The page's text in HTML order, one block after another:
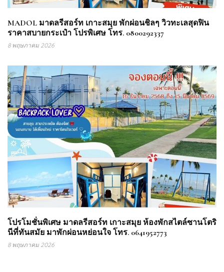
MADOL มาดลรีสอร์ท เกาะสมุย พักผ่อนชิลๆ วิวทะเลสุดฟิน
ราคาสบายกระเป๋า โปรพิเศษ โทร. 0800292337
8 พฤษภาคม 2026
โปรโมชั่นพิเศษ มาดลรีสอร์ท เกาะสมุย ห้องพักสไตล์ซานโตริ
นีที่ทันสมัย มาพักผ่อนหย่อนใจ โทร. 0641952773
8 พฤษภาคม 2026